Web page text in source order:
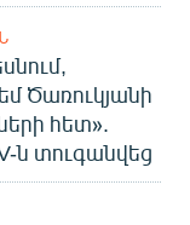
Ծառուկյանի
հետ».
ն տուգանվեց